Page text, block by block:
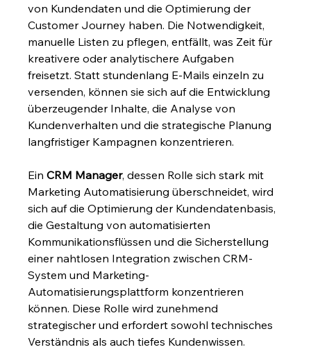
von Kundendaten und die Optimierung der
Customer Journey haben. Die Notwendigkeit,
manuelle Listen zu pflegen, entfällt, was Zeit für
kreativere oder analytischere Aufgaben
freisetzt. Statt stundenlang E-Mails einzeln zu
versenden, können sie sich auf die Entwicklung
überzeugender Inhalte, die Analyse von
Kundenverhalten und die strategische Planung
langfristiger Kampagnen konzentrieren.
Ein CRM Manager, dessen Rolle sich stark mit
Marketing Automatisierung überschneidet, wird
sich auf die Optimierung der Kundendatenbasis,
die Gestaltung von automatisierten
Kommunikationsflüssen und die Sicherstellung
einer nahtlosen Integration zwischen CRM-
System und Marketing-
Automatisierungsplattform konzentrieren
können. Diese Rolle wird zunehmend
strategischer und erfordert sowohl technisches
Verständnis als auch tiefes Kundenwissen.